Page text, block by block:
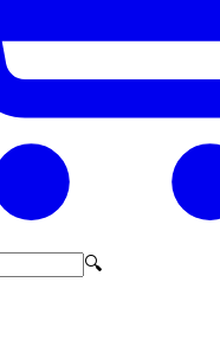
🔍